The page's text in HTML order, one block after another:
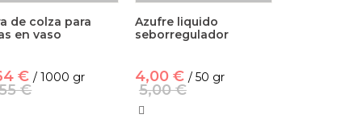
de colza para
en vaso
€ / 1000 gr
€
Azufre liquido
seborregulador
4,00 € / 50 gr
5,00 €